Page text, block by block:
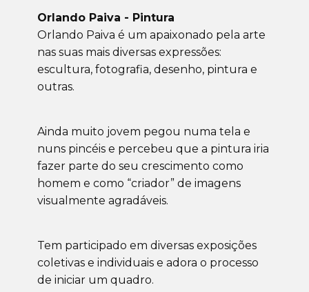
Orlando Paiva - Pintura
Orlando Paiva é um apaixonado pela arte
nas suas mais diversas expressões:
escultura, fotografia, desenho, pintura e
outras.
Ainda muito jovem pegou numa tela e
nuns pincéis e percebeu que a pintura iria
fazer parte do seu crescimento como
homem e como “criador” de imagens
visualmente agradáveis.
Tem participado em diversas exposições
coletivas e individuais e adora o processo
de iniciar um quadro.